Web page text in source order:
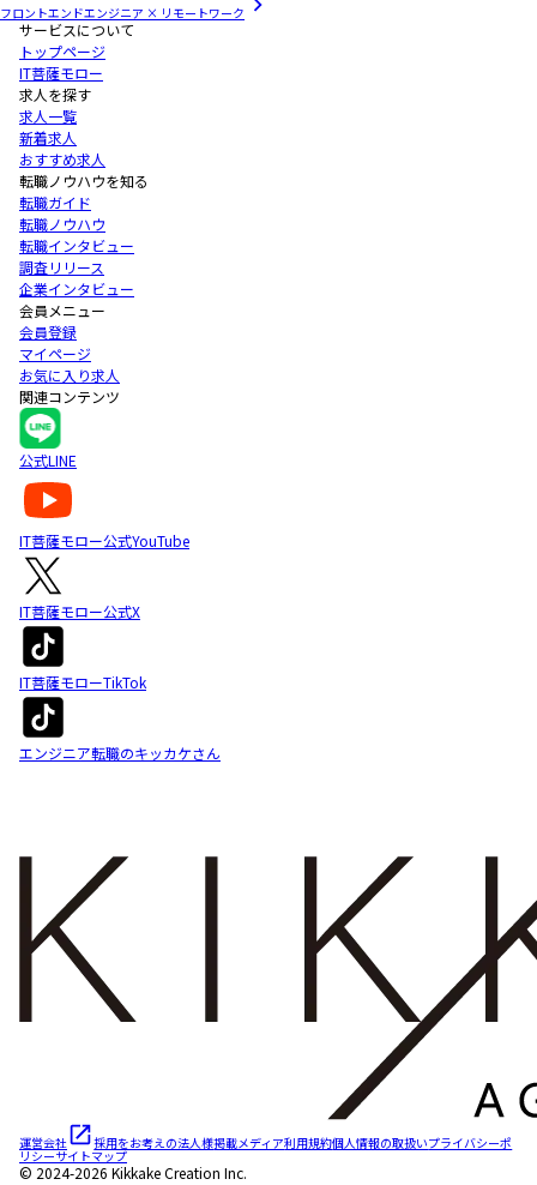
フロントエンドエンジニア × リモートワーク
サービスについて
トップページ
IT菩薩モロー
求人を探す
求人一覧
新着求人
おすすめ求人
転職ノウハウを知る
転職ガイド
転職ノウハウ
転職インタビュー
調査リリース
企業インタビュー
会員メニュー
会員登録
マイページ
お気に入り求人
関連コンテンツ
公式LINE
IT菩薩モロー公式YouTube
IT菩薩モロー公式X
IT菩薩モローTikTok
エンジニア転職のキッカケさん
運営会社 採用をお考えの法人様掲載メディア利用規約個人情報の取扱いプライバシーポ
リシーサイトマップ
© 2024-2026 Kikkake Creation Inc.